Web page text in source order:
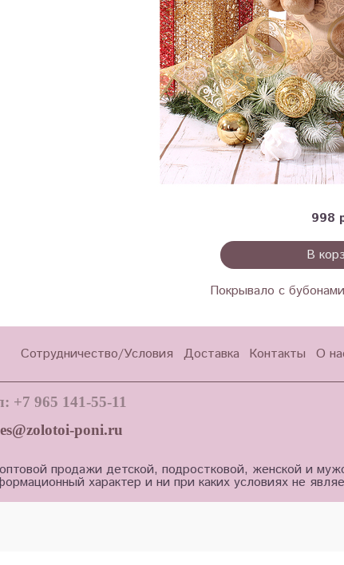
998
В
Покрывало с
Сотрудничество/Условия Доставка Контакты О
+7 965 141-55-11
poni.ru
продажи детской, подростковой, женской и
характер и ни при каких условиях не